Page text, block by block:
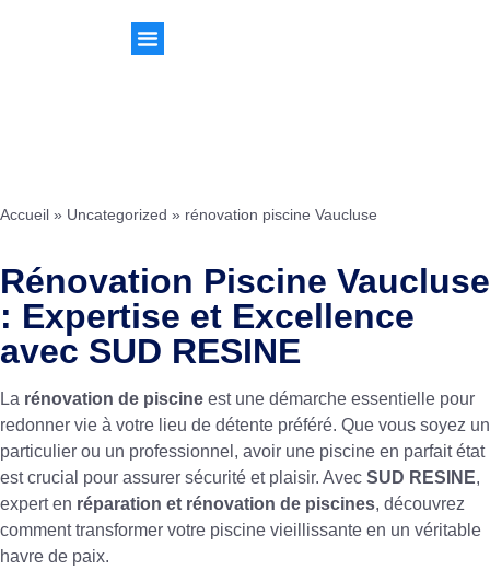
Accueil » Uncategorized » rénovation piscine Vaucluse
Rénovation Piscine Vaucluse
: Expertise et Excellence
avec SUD RESINE
La rénovation de piscine est une démarche essentielle pour
redonner vie à votre lieu de détente préféré. Que vous soyez un
particulier ou un professionnel, avoir une piscine en parfait état
est crucial pour assurer sécurité et plaisir. Avec SUD RESINE,
expert en réparation et rénovation de piscines, découvrez
comment transformer votre piscine vieillissante en un véritable
havre de paix.